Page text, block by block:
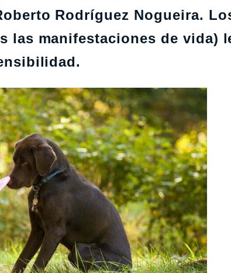
Rodríguez Nogueira.
las manifestaciones de vida)